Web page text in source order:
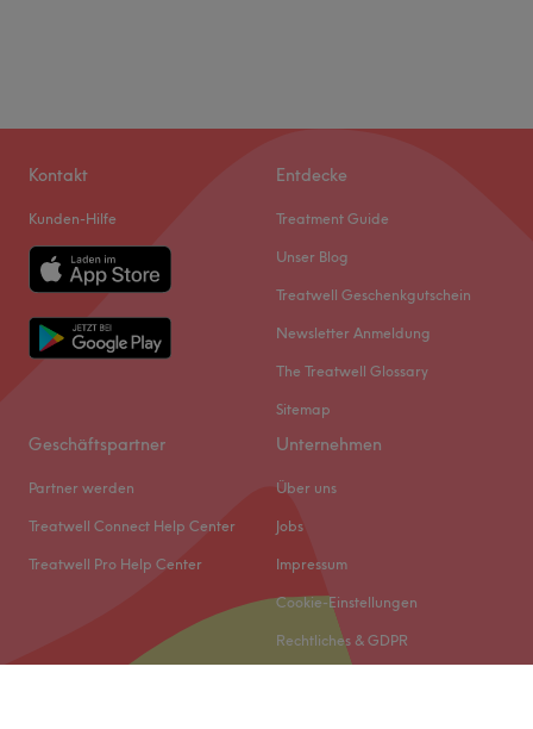
Kontakt
Kunden-Hilfe
Entdecke
Treatment Guide
Unser Blog
Treatwell Geschenkgutschein
Newsletter Anmeldung
The Treatwell Glossary
Sitemap
Geschäftspartner
Partner werden
Treatwell Connect Help Center
Treatwell Pro Help Center
Unternehmen
Über uns
Jobs
Impressum
Cookie-Einstellungen
Rechtliches & GDPR